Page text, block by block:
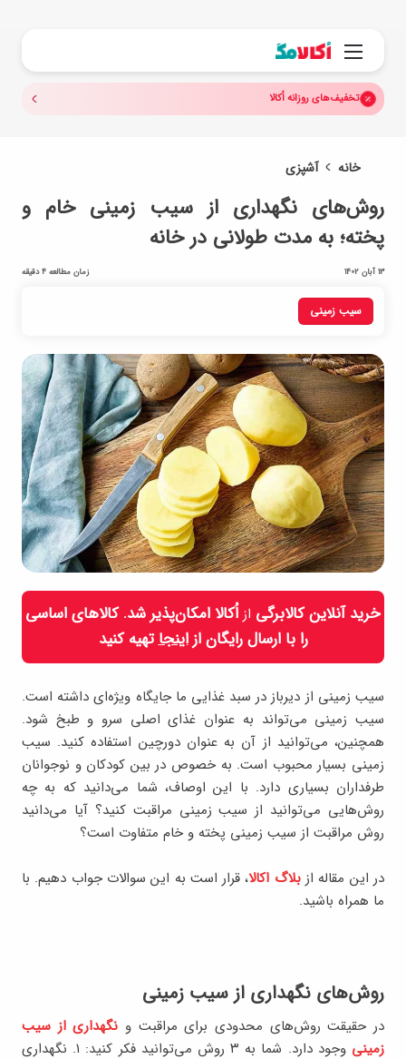
منو
تخفیف‌های روزانه اُکالا
خانه آشپزی
سیب زمینی
روش‌های نگهداری از سیب زمینی خام و
پخته؛ به مدت طولانی در خانه
13 آبان 1402 زمان مطالعه 4 دقیقه
خرید آنلاین کالابرگی از اُکالا امکان‌پذیر شد. کالاهای اساسی
را با ارسال رایگان ازاینجاتهیه کنید
سیب زمینی از دیرباز در سبد غذایی ما جایگاه ویژه‌ای داشته است.
سیب زمینی می‌تواند به عنوان غذای اصلی سرو و طبخ شود.
همچنین، می‌توانید از آن به عنوان دورچین استفاده کنید. سیب
زمینی بسیار محبوب است. به خصوص در بین کودکان و نوجوانان
طرفداران بسیاری دارد. با این اوصاف، شما می‌دانید که به چه
روش‌هایی می‌توانید از سیب زمینی مراقبت کنید؟ آیا می‌دانید
روش مراقبت از سیب زمینی پخته و خام متفاوت است؟
در این مقاله ازبلاگ اکالا، قرار است به این سوالات جواب دهیم. با
ما همراه باشید.
روش‌های نگهداری از سیب زمینی
در حقیقت روش‌های محدودی برای مراقبت و نگهداری از سیب
زمینی
وجود دارد. شما به ۳ روش می‌توانید فکر کنید: ۱. نگهداری